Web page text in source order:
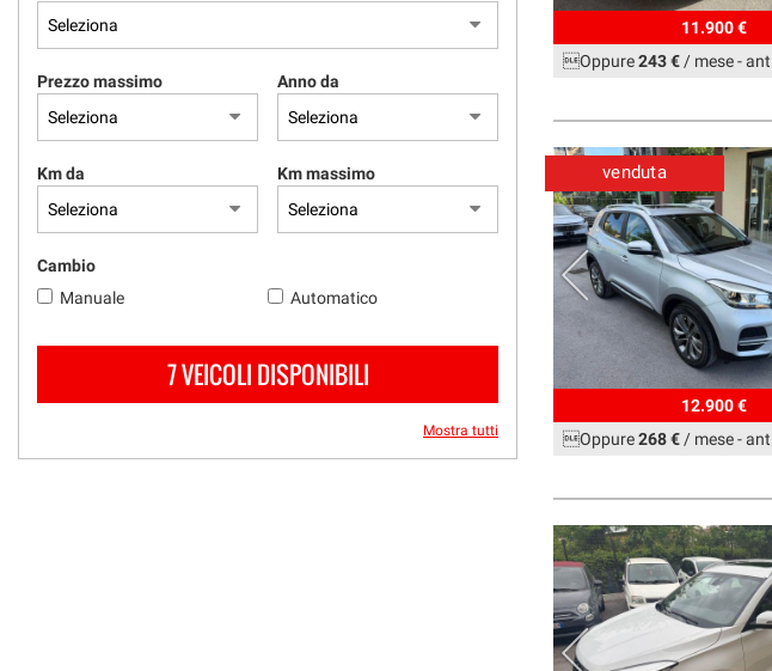
Prezzo massimo Anno da
Km da Km massimo
Cambio
Manuale
Automatico
7 VEICOLI DISPONIBILI
Mostra tutti
11.900 €
Oppure243 €/ mese-
12.900 €
Oppure268 €/ mese-
venduta